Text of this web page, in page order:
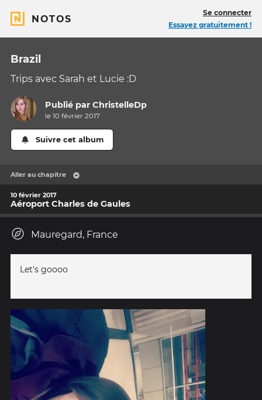
NOTOS
Se connecter
Essayez gratuitement !
Brazil
Trips avec Sarah et Lucie :D
Publié parChristelleDp
le 10 février 2017
Suivre cet album
Aller au chapitre
10 février 2017
Aéroport Charles de Gaules
Mauregard, France
Let's goooo